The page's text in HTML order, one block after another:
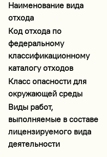
Наименование вида
отхода
Код отхода по
федеральному
классификационному
каталогу отходов
Класс опасности для
окружающей среды
Виды работ,
выполняемые в составе
лицензируемого вида
деятельности